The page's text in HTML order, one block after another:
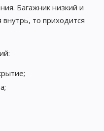
Багажник низкий и
внутрь, то приходится